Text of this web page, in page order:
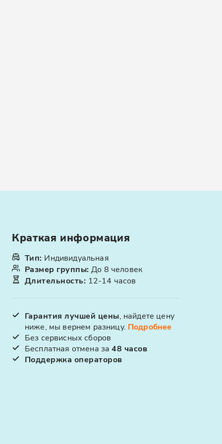
Краткая информация
Тип: Индивидуальная
Размер группы: До 8 человек
Длительность: 12-14 часов
Гарантия лучшей цены , найдете цену
ниже, мы вернем разницу. Подробнее
Без сервисных сборов
Бесплатная отмена за48 часов
Поддержка операторов